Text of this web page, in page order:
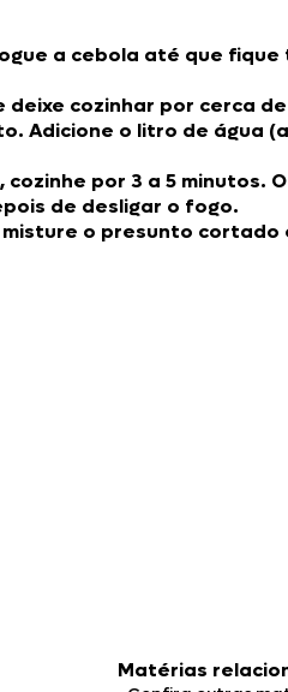
a cebola até que
cozinhar por cerca
Adicione o litro de água
por 3 a 5
de desligar o fogo.
o presunto
Matérias